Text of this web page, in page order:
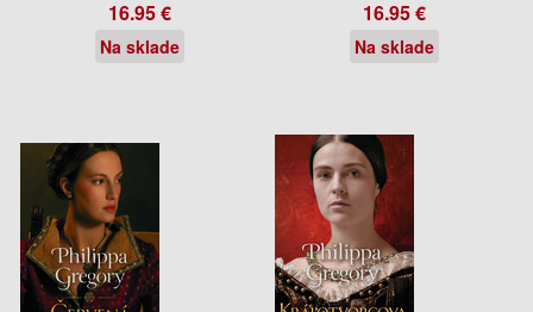
16.95 €
Na sklade
16.95 €
Na sklade